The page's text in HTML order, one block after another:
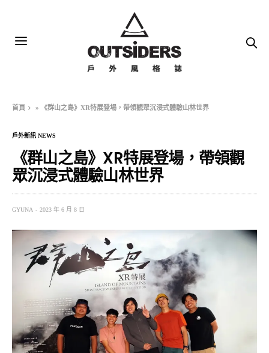
首頁 » 《群山之島》XR特展登場，帶領觀眾沉浸式體驗山林世界
戶外新訊 NEWS
《群山之島》XR特展登場，帶領觀
眾沉浸式體驗山林世界
GYUNA 2023 年 6 月 8 日